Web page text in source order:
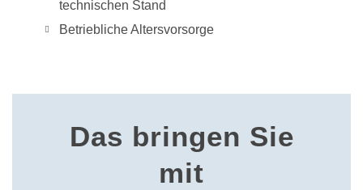
technischen Stand
Betriebliche Altersvorsorge
Das bringen Sie
mit